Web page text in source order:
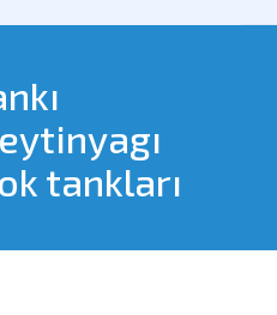
tankları